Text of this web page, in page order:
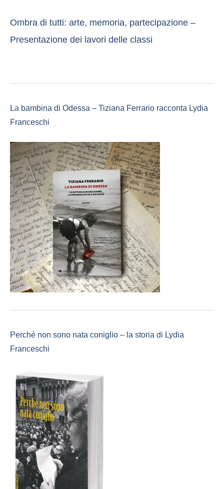
Ombra di tutti: arte, memoria, partecipazione –
Presentazione dei lavori delle classi
La bambina di Odessa – Tiziana Ferrario racconta Lydia
Franceschi
Perché non sono nata coniglio – la storia di Lydia
Franceschi